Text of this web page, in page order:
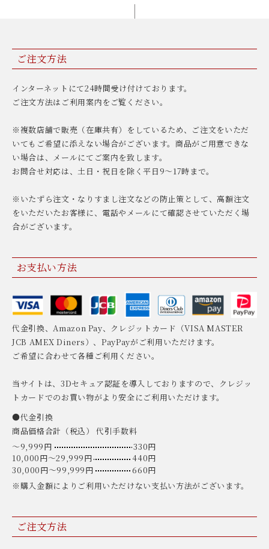
ご注文方法
インターネットにて24時間受け付けております。
ご注文方法はご利用案内をご覧ください。
※複数店舗で販売（在庫共有）をしているため、ご注文をいただ
いてもご希望に添えない場合がございます。商品がご用意できな
い場合は、メールにてご案内を致します。
お問合せ対応は、土日・祝日を除く平日9〜17時まで。
※いたずら注文・なりすまし注文などの防止策として、高額注文
をいただいたお客様に、電話やメールにて確認させていただく場
合がございます。
お支払い方法
代金引換、Amazon Pay、クレジットカード（VISA MASTER
JCB AMEX Diners）、PayPayがご利用いただけます。
ご希望に合わせて各種ご利用ください。
当サイトは、3Dセキュア認証を導入しておりますので、クレジッ
トカードでのお買い物がより安全にご利用いただけます。
●代金引換
商品価格合計（税込） 代引手数料
〜9,999円
330円
10,000円〜29,999円
440円
30,000円〜99,999円
660円
※購入金額によりご利用いただけない支払い方法がございます。
ご注文方法